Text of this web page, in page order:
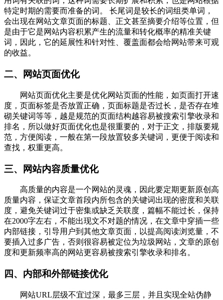
特定时期的需要而准备的词。 长尾词是较长的词组类单词，
会出现在网站文章页面的标题、正文甚至摘要介绍等位置，但
是由于它是网站内容积累产生的流量和转化概率的精准关键
词，因此，它的延展性和针对性、覆盖面都会给网站带来可观
的收益。
二、网站页面优化
网站页面优化主要是优化网站页面的性能，如页面打开速
度，页面标签是否放置正确，页面标题是否过长，是否存在堆
砌关键词等等，越是规范的页面结构越容易被搜索引擎收录和
排名，所以做好页面优化也是很重要的，对于正文，排版要规
范，方便阅读，一般在第一段放置较多关键词，更便于阅读和
查找，权重更高。
三、网站内容质量优化
高质量的内容是一个网站的灵魂，因此要定期更新原创高
质量内容，保证文章首段内所包含的关键词出现的密度和关联
度，避免关键词过于密集或缺乏关联度，篇幅不能过长，保持
在2000字左右，不能出现文不对题的情况，在文章中穿插一些
内部链接，引导用户到其他文章页面，以提高阅读浏览量，不
要插入过多广告，否则很容易被定位为垃圾网站，文章的原创
度和更新频率高的网站更容易被搜索引擎收录和排名。
四、内部和外部链接优化
网站URL层级不宜过深，最多三层，并且实现全站伪静